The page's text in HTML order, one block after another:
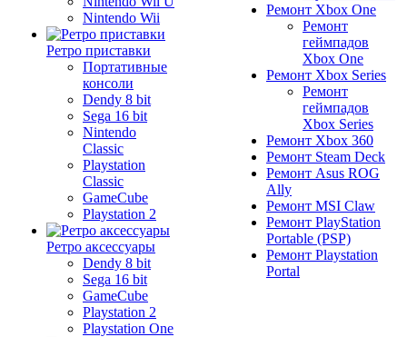
Nintendo Wii
Ретро приставки
Портативные
консоли
Dendy 8 bit
Sega 16 bit
Nintendo
Classic
Playstation
Classic
GameCube
Playstation 2
Ретро аксессуары
Dendy 8 bit
Sega 16 bit
GameCube
Playstation 2
Playstation One
Ремонт Xbox One
Ремонт
геймпадов
Xbox One
Ремонт Xbox Series
Ремонт
геймпадов
Xbox Series
Ремонт Xbox 360
Ремонт Steam Deck
Ремонт Asus ROG
Ally
Ремонт MSI Claw
Ремонт PlayStation
Portable (PSP)
Ремонт Playstation
Portal